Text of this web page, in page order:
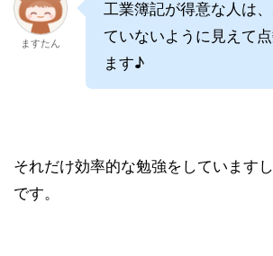
ますたん
工業簿記が得意な人は
ていないように見えて
ます♪
それだけ効率的な勉強をしています
です。